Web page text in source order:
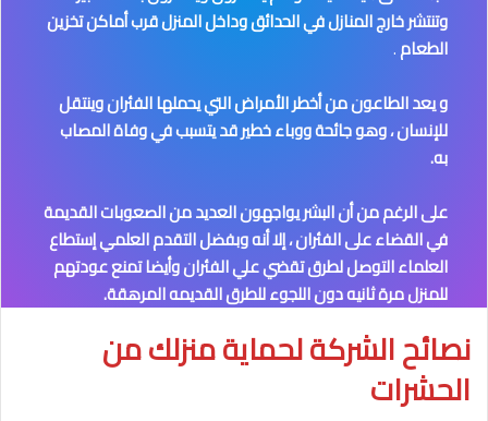
وتنتشر خارج المنازل في الحدائق وداخل المنزل قرب أماكن تخزين
الطعام.
و يعد الطاعون من أخطر الأمراض التي يحملها الفئران وينتقل
للإنسان ، وهو جائحة ووباء خطير قد يتسبب في وفاة المصاب
به.
على الرغم من أن البشر يواجهون العديد من الصعوبات القديمة
في القضاء على الفئران ، إلا أنه وبفضل التقدم العلمي إستطاع
العلماء التوصل لطرق تقضي علي الفئران وأيضا تمنع عودتهم
للمنزل مرة ثانيه دون اللجوء للطرق القديمه المرهقة.
نصائح الشركة لحماية منزلك من
الحشرات